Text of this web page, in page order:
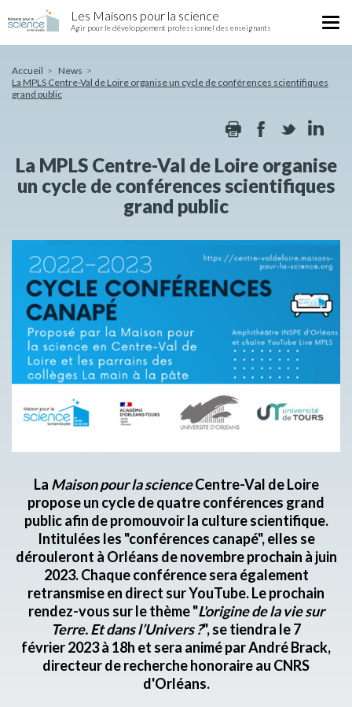
MPLS
de
Loire
organise
conférences
scientifiques
grand
to
Les Maisons pour la science
Agir pour le développement professionnel des enseignants
Accueil
News
La MPLS Centre-Val de Loire organise un cycle de conférences scientifiques
grand public
PrintFacebook
La MPLS Centre-Val de Loire organise
un cycle de conférences scientifiques
grand public
La Maison pour la scienceCentre-Val de Loire
propose un cycle de quatre conférences grand
public afin de promouvoir la culture scientifique.
Intitulées les "conférences canapé", elles se
dérouleront à Orléans de novembre prochain à juin
2023. Chaque conférence sera également
retransmise en direct sur YouTube. Le prochain
rendez-vous sur le thème "L'origine de la vie sur
Terre. Et dans l’Univers ?", se tiendra le 7
février 2023 à 18h et sera animé par André Brack,
directeur de recherche honoraire au CNRS
d'Orléans.